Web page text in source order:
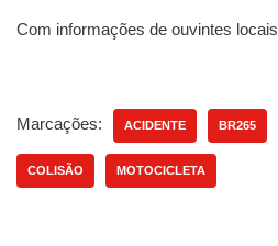
Com informações de ouvintes locais
Marcações: ACIDENTE BR265
COLISÃO MOTOCICLETA